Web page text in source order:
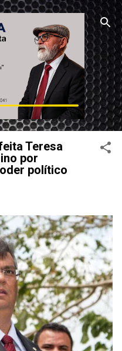
principal
Teresa
por
político